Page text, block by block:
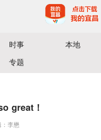
时事
本地
专题
great！
李懋